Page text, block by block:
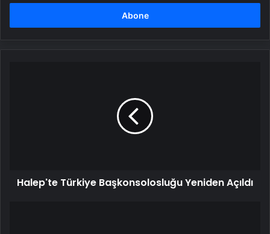
adresinizi
Halep'te Türkiye Başkonsolosluğu Yeniden Açıldı